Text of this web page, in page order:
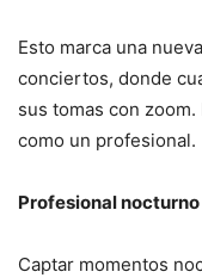
Esto marca una
conciertos, donde
sus tomas con
como un profesional.
Profesional nocturno
Captar momentos